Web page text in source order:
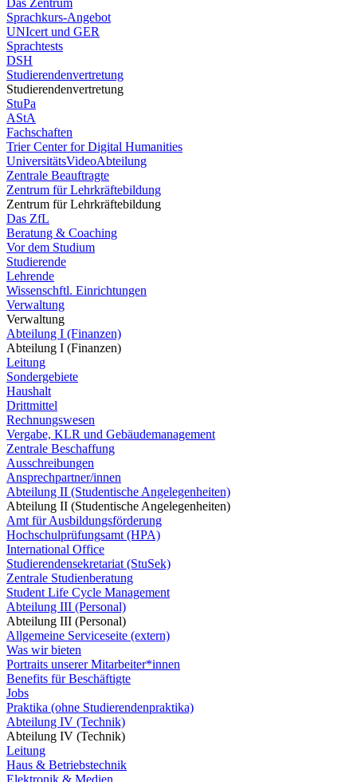
Das Zentrum
Sprachkurs-Angebot
UNIcert und GER
Sprachtests
DSH
Studierendenvertretung
Studierendenvertretung
StuPa
AStA
Fachschaften
Trier Center for Digital Humanities
UniversitätsVideoAbteilung
Zentrale Beauftragte
Zentrum für Lehrkräftebildung
Zentrum für Lehrkräftebildung
Das ZfL
Beratung & Coaching
Vor dem Studium
Studierende
Lehrende
Wissenschftl. Einrichtungen
Verwaltung
Verwaltung
Abteilung I (Finanzen)
Abteilung I (Finanzen)
Leitung
Sondergebiete
Haushalt
Drittmittel
Rechnungswesen
Vergabe, KLR und Gebäudemanagement
Zentrale Beschaffung
Ausschreibungen
Ansprechpartner/innen
Abteilung II (Studentische Angelegenheiten)
Abteilung II (Studentische Angelegenheiten)
Amt für Ausbildungsförderung
Hochschulprüfungsamt (HPA)
International Office
Studierendensekretariat (StuSek)
Zentrale Studienberatung
Student Life Cycle Management
Abteilung III (Personal)
Abteilung III (Personal)
Allgemeine Serviceseite (extern)
Was wir bieten
Portraits unserer Mitarbeiter*innen
Benefits für Beschäftigte
Jobs
Praktika (ohne Studierendenpraktika)
Abteilung IV (Technik)
Abteilung IV (Technik)
Leitung
Haus & Betriebstechnik
Elektronik & Medien